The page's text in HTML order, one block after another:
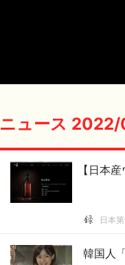
ニュース
【日本
日本
韓国人